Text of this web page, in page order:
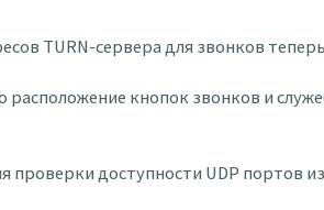
TURN-сервера для звонков
расположение кнопок звонков и
проверки доступности UDP портов